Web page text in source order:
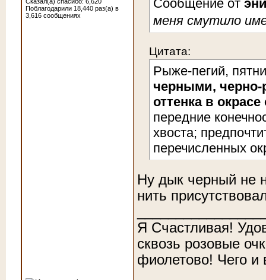
Поблагодарили 18,440 раз(а) в
3,616 сообщениях
Сообщение от
меня смутило
Цитата:
Рыже-пегий,
черными,
оттенка в
передние
хвоста;
перечисленных
Ну дык черный не
нить
Я Счастливая!
сквозь розовые
фиолетово! Чего